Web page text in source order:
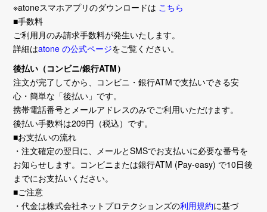
※atoneスマホアプリのダウンロードは こちら
■手数料
ご利用月のみ請求手数料が発生いたします。
詳細はatone の公式ページをご覧ください。
後払い（コンビニ/銀行ATM）
注文が完了してから、コンビニ・銀行ATMで支払いできる安
心・簡単な「後払い」です。
携帯電話番号とメールアドレスのみでご利用いただけます。
後払い手数料は209円（税込）です。
■お支払いの流れ
・注文確定の翌日に、メールとSMSでお支払いに必要な番号を
お知らせします。コンビニまたは銀行ATM (Pay-easy) で10日後
までにお支払いください。
■ご注意
・代金は株式会社ネットプロテクションズの利用規約に基づ